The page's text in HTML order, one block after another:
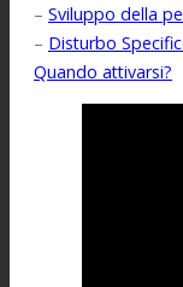
– Sviluppo della
– Disturbo
Quando attivarsi?